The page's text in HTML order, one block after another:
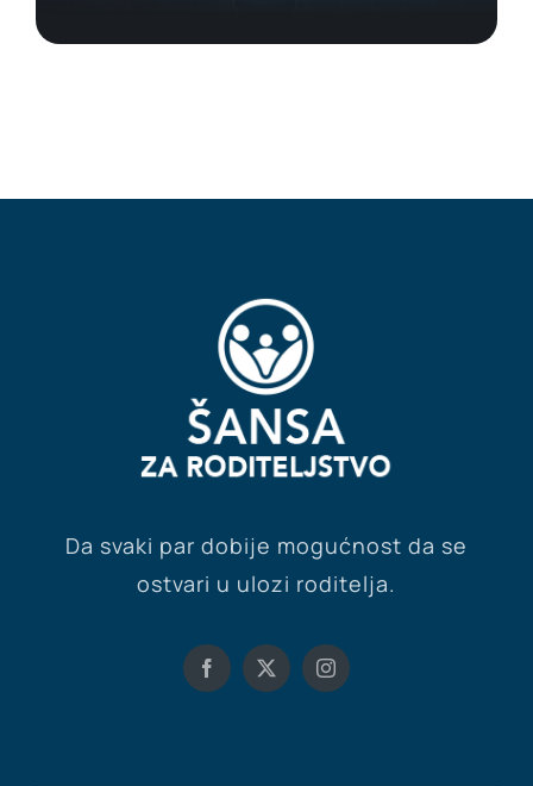
Da svaki par dobije mogućnost da se
ostvari u ulozi roditelja.